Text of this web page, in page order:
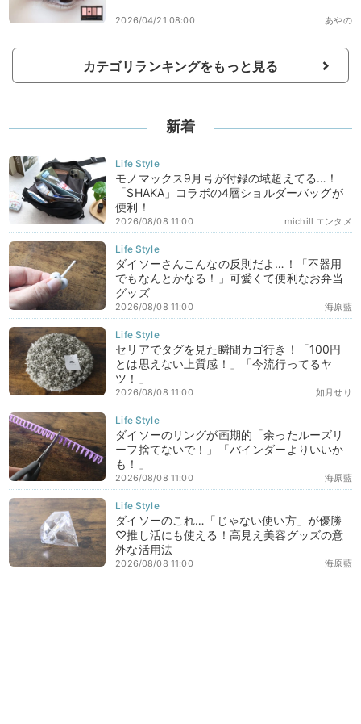
あやの
2026/04/21 08:00
カテゴリランキングをもっと見る
新着
モノマックス9月号が付録の域超えてる…！
「SHAKA」コラボの4層ショルダーバッグが
便利！
michill エンタメ
2026/08/08 11:00
ダイソーさんこんなの反則だよ…！「不器用
でもなんとかなる！」可愛くて便利なお弁当
グッズ
海原藍
2026/08/08 11:00
セリアでタグを見た瞬間カゴ行き！「100円
とは思えない上質感！」「今流行ってるヤ
ツ！」
如月せり
2026/08/08 11:00
ダイソーのリングが画期的「余ったルーズリ
ーフ捨てないで！」「バインダーよりいいか
も！」
海原藍
2026/08/08 11:00
ダイソーのこれ…「じゃない使い方」が優勝
♡推し活にも使える！高見え美容グッズの意
外な活用法
海原藍
2026/08/08 11:00